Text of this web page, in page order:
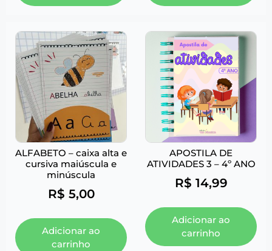
ALFABETO – caixa alta e
cursiva maiúscula e
minúscula
R$ 5,00
Adicionar ao
carrinho
APOSTILA DE
ATIVIDADES 3 – 4º ANO
R$ 14,99
Adicionar ao
carrinho